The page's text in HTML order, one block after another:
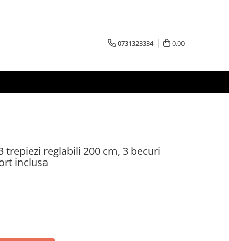
0731323334 0,00
trepiezi reglabili 200 cm, 3 becuri
inclusa